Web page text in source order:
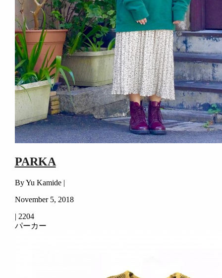
PARKA
By Yu Kamide |
November 5, 2018
| 2204
パーカー